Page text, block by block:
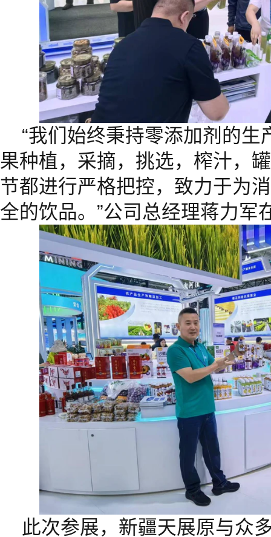
“我们始终秉持零添加剂的
果种植，采摘，挑选，榨汁，
节都进行严格把控，致力于为
全的饮品。”公司总经理蒋力军
此次参展，新疆天展原与众